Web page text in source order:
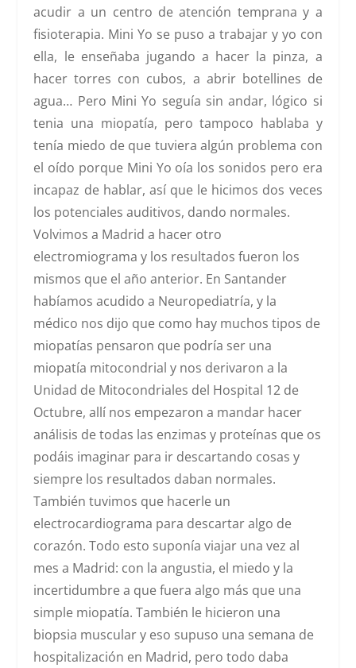
acudir a un centro de atención temprana y a
fisioterapia. Mini Yo se puso a trabajar y yo con
ella, le enseñaba jugando a hacer la pinza, a
hacer torres con cubos, a abrir botellines de
agua… Pero Mini Yo seguía sin andar, lógico si
tenia una miopatía, pero tampoco hablaba y
tenía miedo de que tuviera algún problema con
el oído porque Mini Yo oía los sonidos pero era
incapaz de hablar, así que le hicimos dos veces
los potenciales auditivos, dando normales.
Volvimos a Madrid a hacer otro
electromiograma y los resultados fueron los
mismos que el año anterior. En Santander
habíamos acudido a Neuropediatría, y la
médico nos dijo que como hay muchos tipos de
miopatías pensaron que podría ser una
miopatía mitocondrial y nos derivaron a la
Unidad de Mitocondriales del Hospital 12 de
Octubre, allí nos empezaron a mandar hacer
análisis de todas las enzimas y proteínas que os
podáis imaginar para ir descartando cosas y
siempre los resultados daban normales.
También tuvimos que hacerle un
electrocardiograma para descartar algo de
corazón. Todo esto suponía viajar una vez al
mes a Madrid: con la angustia, el miedo y la
incertidumbre a que fuera algo más que una
simple miopatía. También le hicieron una
biopsia muscular y eso supuso una semana de
hospitalización en Madrid, pero todo daba